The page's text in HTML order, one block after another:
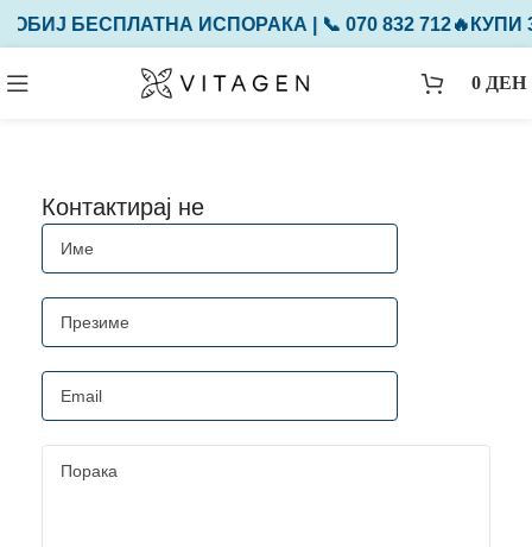
БЕСПЛАТНА ИСПОРАКА | 📞 070 832 712🔥КУПИ
0 ДЕН
Контактирај не